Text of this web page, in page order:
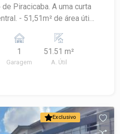
Piracicaba. A uma curta
útil;
1
Garagem
51.51 m²
A. Útil
Exclusivo